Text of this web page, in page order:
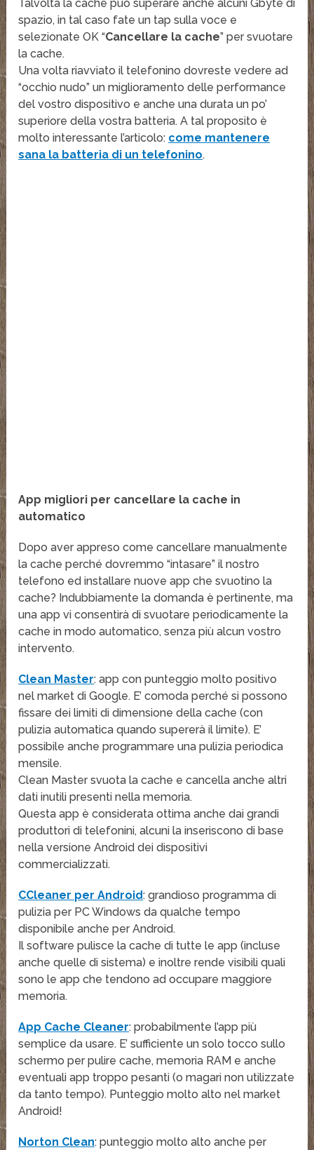
Talvolta la cache può superare anche alcuni Gbyte di
spazio, in tal caso fate un tap sulla voce e
selezionate OK “Cancellare la cache” per svuotare
la cache.
Una volta riavviato il telefonino dovreste vedere ad
“occhio nudo” un miglioramento delle performance
del vostro dispositivo e anche una durata un po’
superiore della vostra batteria. A tal proposito è
molto interessante l’articolo: come mantenere
sana la batteria di un telefonino.
App migliori per cancellare la cache in
automatico
Dopo aver appreso come cancellare manualmente
la cache perché dovremmo “intasare” il nostro
telefono ed installare nuove app che svuotino la
cache? Indubbiamente la domanda è pertinente, ma
una app vi consentirà di svuotare periodicamente la
cache in modo automatico, senza più alcun vostro
intervento.
Clean Master: app con punteggio molto positivo
nel market di Google. E’ comoda perché si possono
fissare dei limiti di dimensione della cache (con
pulizia automatica quando supererà il limite). E’
possibile anche programmare una pulizia periodica
mensile.
Clean Master svuota la cache e cancella anche altri
dati inutili presenti nella memoria.
Questa app è considerata ottima anche dai grandi
produttori di telefonini, alcuni la inseriscono di base
nella versione Android dei dispositivi
commercializzati.
CCleaner per Android: grandioso programma di
pulizia per PC Windows da qualche tempo
disponibile anche per Android.
Il software pulisce la cache di tutte le app (incluse
anche quelle di sistema) e inoltre rende visibili quali
sono le app che tendono ad occupare maggiore
memoria.
App Cache Cleaner: probabilmente l’app più
semplice da usare. E’ sufficiente un solo tocco sullo
schermo per pulire cache, memoria RAM e anche
eventuali app troppo pesanti (o magari non utilizzate
da tanto tempo). Punteggio molto alto nel market
Android!
Norton Clean: punteggio molto alto anche per